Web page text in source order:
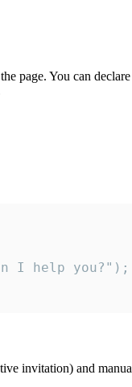
page. You can
I help you?");
invitation) and